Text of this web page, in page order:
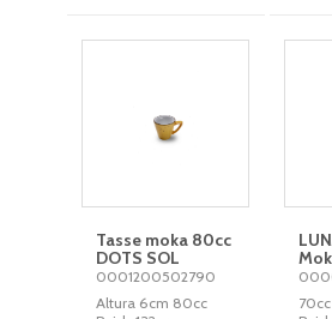
Tasse moka 80cc
DOTS SOL
0001200502790
Altura 6cm 80cc
70cc